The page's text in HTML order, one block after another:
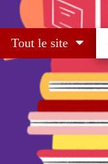
Tout le site